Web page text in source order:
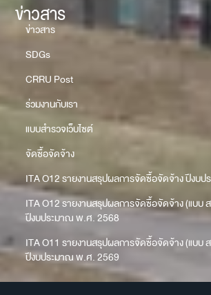
ข่าวสาร
ข่าวสาร
SDGs
CRRU Post
ร่วมงานกับเรา
แบบสำรวจเว็บไซต์
จัดซื้อจัดจ้าง
ITA O12 รายงานสรุปผลการจัดซื้อจัดจ้าง ปีงบ
ITA O12 รายงานสรุปผลการจัดซื้อจัดจ้าง (แบบ
ปีงบประมาณ พ.ศ. 2568
ITA O11 รายงานสรุปผลการจัดซื้อจัดจ้าง (แบบ
ปีงบประมาณ พ.ศ. 2569